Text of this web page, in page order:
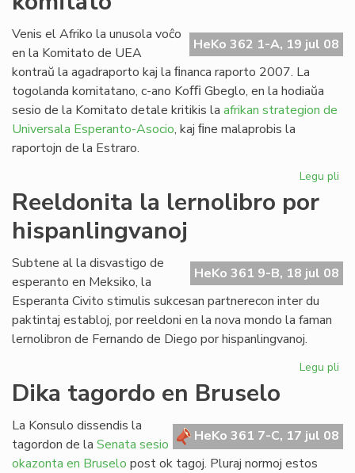
HeKo 362 1-A, 19 jul 08
Venis el Afriko la unusola voĉo
en la Komitato de UEA
kontraŭ la agadraporto kaj la ﬁnanca raporto 2007. La
togolanda komitatano, c-ano Koﬃ Gbeglo, en la hodiaŭa
sesio de la Komitato detale kritikis la afrikan strategion de
Universala Esperanto-Asocio, kaj ﬁne malaprobis la
raportojn de la Estraro.
Legu pli
Reeldonita la lernolibro por
hispanlingvanoj
HeKo 361 9-B, 18 jul 08
Subtene al la disvastigo de
esperanto en Meksiko, la
Esperanta Civito stimulis sukcesan partnerecon inter du
paktintaj establoj, por reeldoni en la nova mondo la faman
lernolibron de Fernando de Diego por hispanlingvanoj.
Legu pli
Dika tagordo en Bruselo
HeKo 361 7-C, 17 jul 08
La Konsulo dissendis la
tagordon de la Senata sesio
okazonta en Bruselo post ok tagoj. Pluraj normoj estos